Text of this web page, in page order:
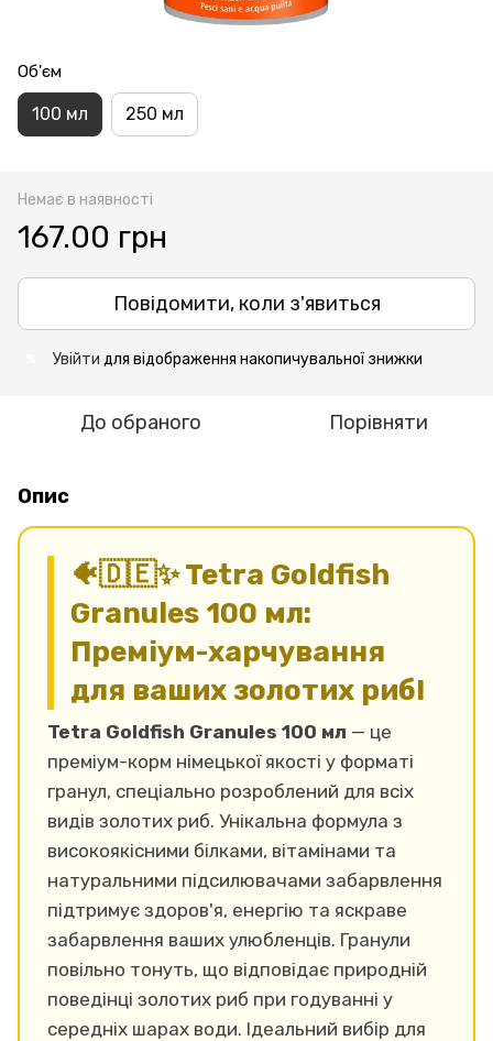
Об'єм
100 мл 250 мл
Немає в наявності
167.00 грн
Повідомити, коли з'явиться
Увійти для відображення накопичувальної знижки
До обраного Порівняти
Опис
🐠🇩🇪✨ Tetra Goldfish
Granules 100 мл:
Преміум-харчування
для ваших золотих риб!
Tetra Goldfish Granules 100 мл — це
преміум-корм німецької якості у форматі
гранул, спеціально розроблений для всіх
видів золотих риб. Унікальна формула з
високоякісними білками, вітамінами та
натуральними підсилювачами забарвлення
підтримує здоров'я, енергію та яскраве
забарвлення ваших улюбленців. Гранули
повільно тонуть, що відповідає природній
поведінці золотих риб при годуванні у
середніх шарах води. Ідеальний вибір для